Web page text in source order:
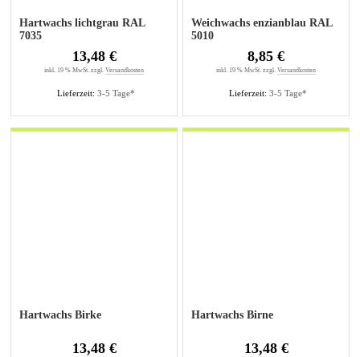
Hartwachs lichtgrau RAL
7035
Lieferzeit: 3-5 Tage*
13,48 €
inkl. 19 % MwSt. zzgl. Versandkosten
Weichwachs enzianblau RAL
5010
Lieferzeit: 3-5 Tage*
8,85 €
inkl. 19 % MwSt. zzgl. Versandkosten
Hartwachs Birke
13,48 €
Hartwachs Birne
13,48 €